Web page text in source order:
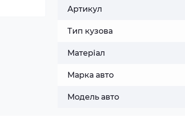
Артикул
Тип кузова
Матеріал
Марка авто
Модель авто